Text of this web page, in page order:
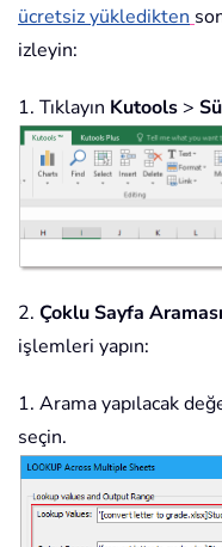
ücretsiz yükledikten
izleyin:
1. Tıklayın Kutools >
2. Çoklu Sayfa Araması
işlemleri yapın:
1. Arama yapılacak
seçin.